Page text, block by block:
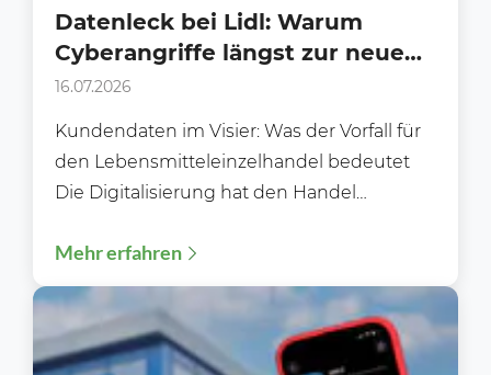
Datenleck bei Lidl: Warum
Cyberangriffe längst zur neuen
Realität des Handels gehören
16.07.2026
Kundendaten im Visier: Was der Vorfall für
den Lebensmitteleinzelhandel bedeutet
Die Digitalisierung hat den Handel
kundenfreundlicher gemacht. Gleichzeitig
wächst...
Mehr erfahren